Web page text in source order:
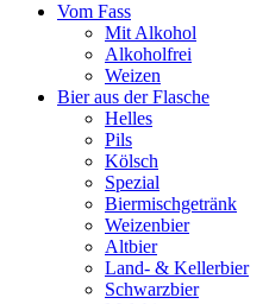
Vom Fass
Mit Alkohol
Alkoholfrei
Weizen
Bier aus der Flasche
Helles
Pils
Kölsch
Spezial
Biermischgetränk
Weizenbier
Altbier
Land- & Kellerbier
Schwarzbier